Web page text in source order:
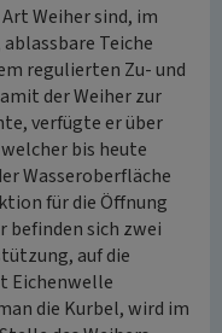
Weiher sind, im
Teiche
regulierten Zu- und
der Weiher zur
verfügte er über
bis heute
Wasseroberfläche
für die Öffnung
befinden sich zwei
auf die
Eichenwelle
die Kurbel, wird im